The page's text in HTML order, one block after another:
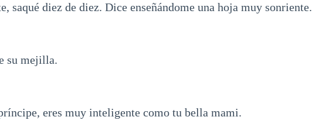
saqué diez de diez. Dice enseñándome una hoja muy sonriente.
su mejilla.
eres muy inteligente como tu bella mami.